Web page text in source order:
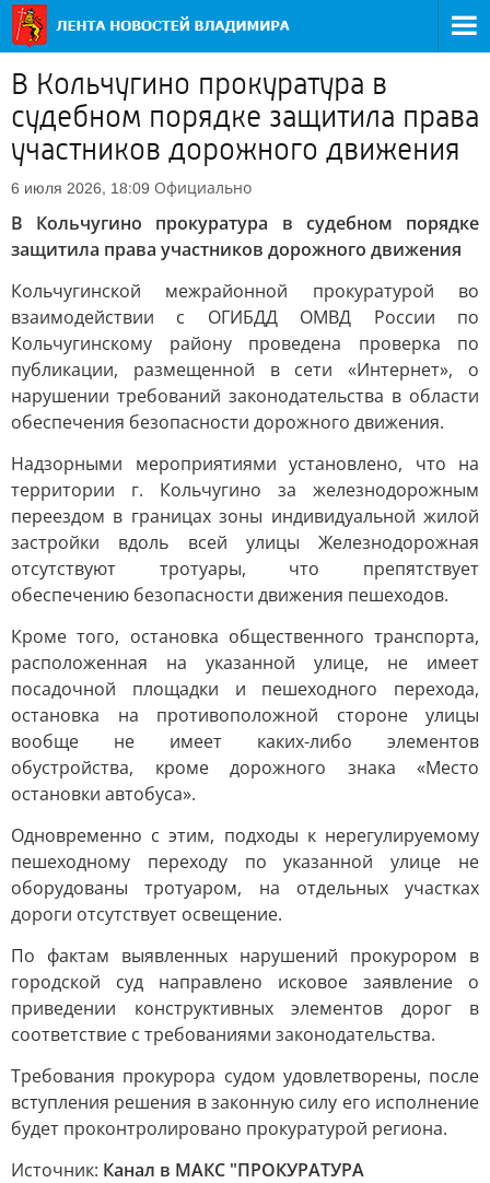
В Кольчугино прокуратура в
судебном порядке защитила права
участников дорожного движения
6 июля 2026, 18:09 Официально
В Кольчугино прокуратура в судебном порядке
защитила права участников дорожного движения
Кольчугинской межрайонной прокуратурой во
взаимодействии с ОГИБДД ОМВД России по
Кольчугинскому району проведена проверка по
публикации, размещенной в сети «Интернет», о
нарушении требований законодательства в области
обеспечения безопасности дорожного движения.
Надзорными мероприятиями установлено, что на
территории г. Кольчугино за железнодорожным
переездом в границах зоны индивидуальной жилой
застройки вдоль всей улицы Железнодорожная
отсутствуют тротуары, что препятствует
обеспечению безопасности движения пешеходов.
Кроме того, остановка общественного транспорта,
расположенная на указанной улице, не имеет
посадочной площадки и пешеходного перехода,
остановка на противоположной стороне улицы
вообще не имеет каких-либо элементов
обустройства, кроме дорожного знака «Место
остановки автобуса».
Одновременно с этим, подходы к нерегулируемому
пешеходному переходу по указанной улице не
оборудованы тротуаром, на отдельных участках
дороги отсутствует освещение.
По фактам выявленных нарушений прокурором в
городской суд направлено исковое заявление о
приведении конструктивных элементов дорог в
соответствие с требованиями законодательства.
Требования прокурора судом удовлетворены, после
вступления решения в законную силу его исполнение
будет проконтролировано прокуратурой региона.
Источник: Канал в МАКС "ПРОКУРАТУРА